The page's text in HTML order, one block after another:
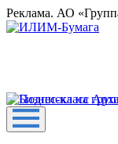
Реклама. АО